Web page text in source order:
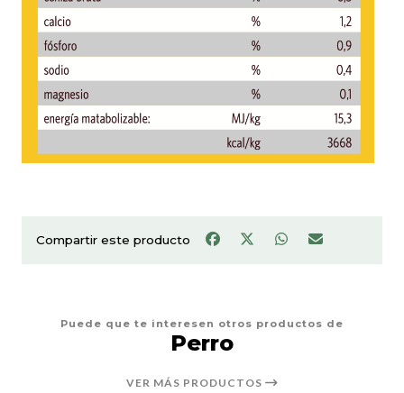
Compartir este producto
Puede que te interesen otros productos de
Perro
VER MÁS PRODUCTOS